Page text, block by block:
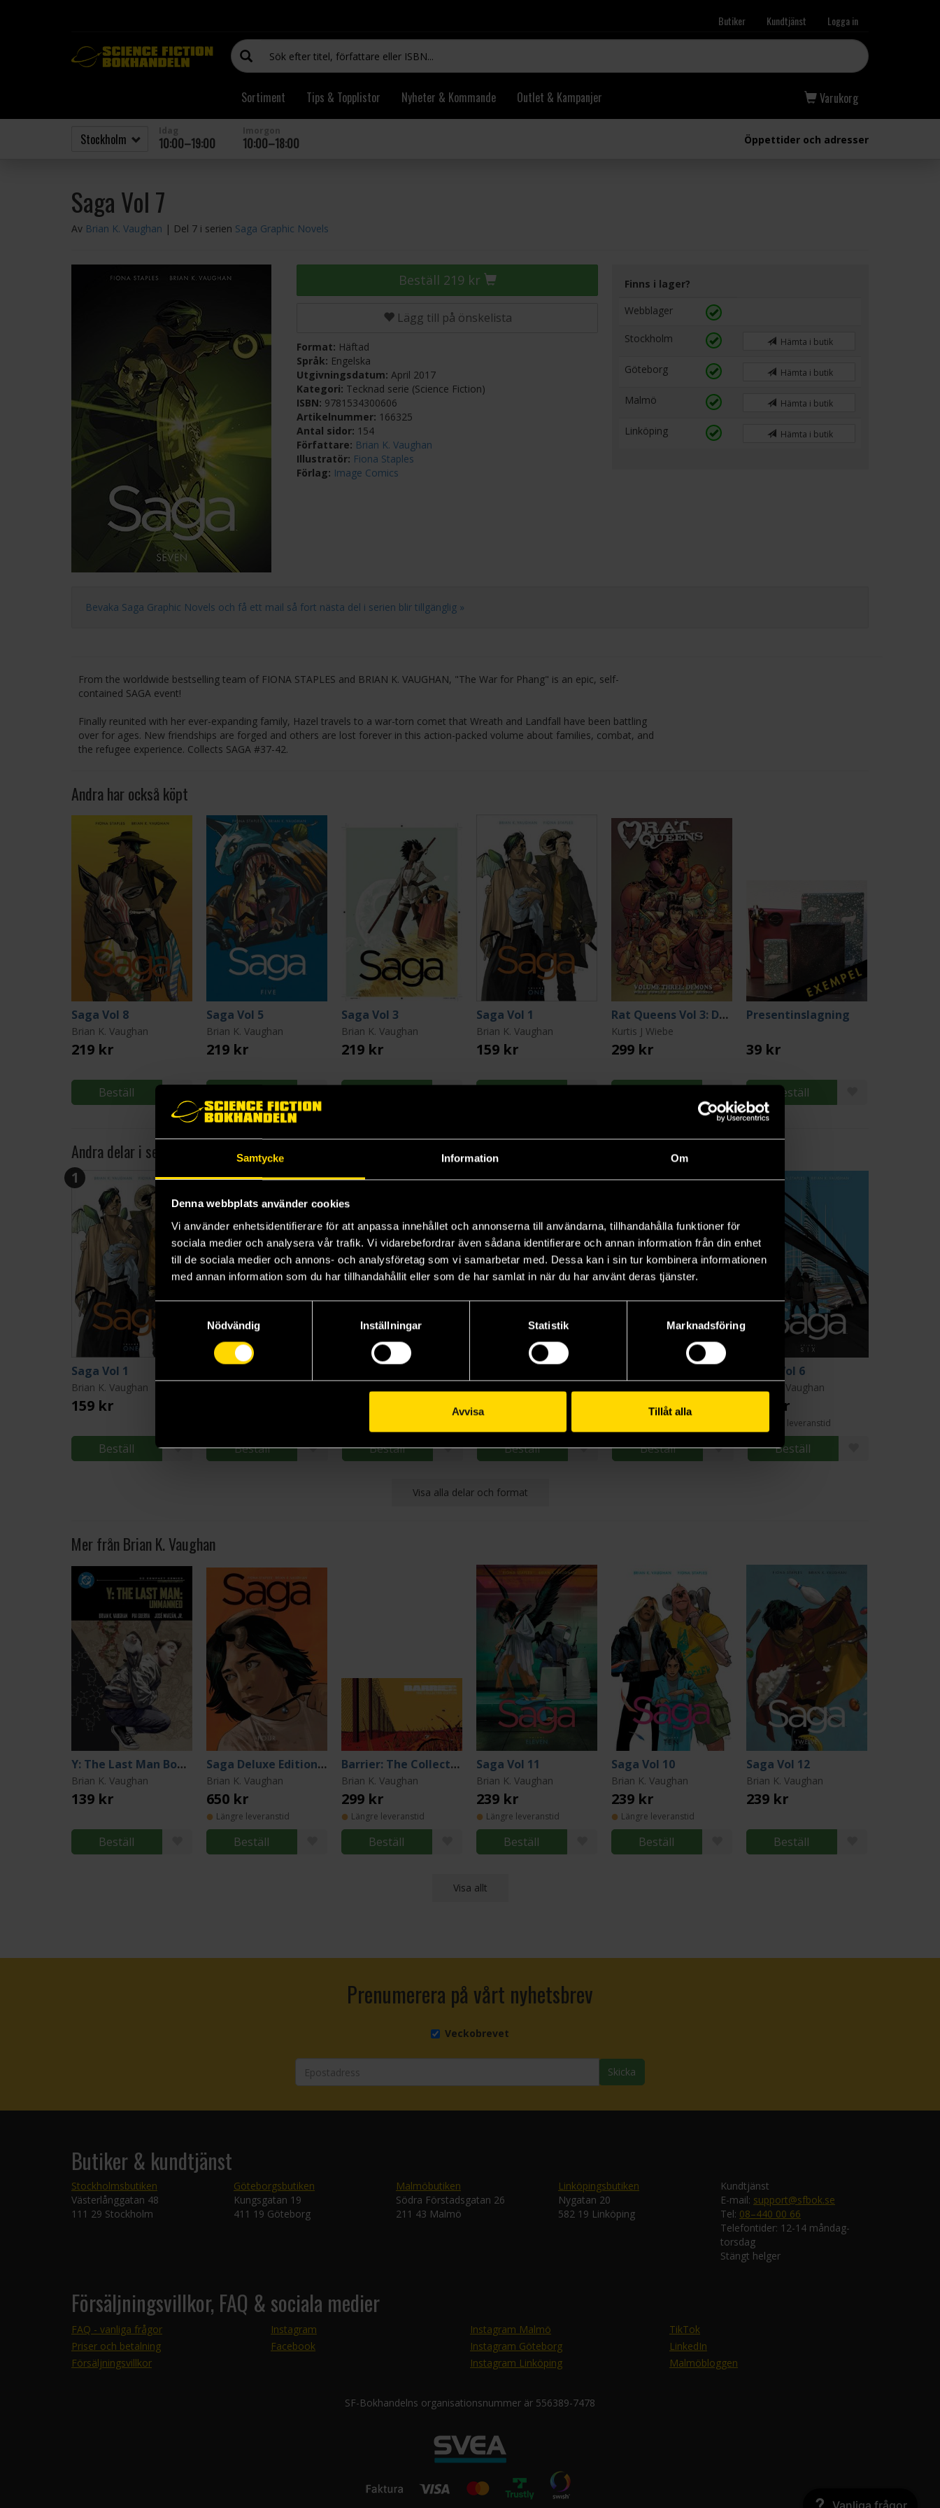
Samtycke Information Om
Denna webbplats använder cookies
Vi använder enhetsidentifierare för att anpassa innehållet och annonserna till användarna, tillhandahålla funktioner för
sociala medier och analysera vår trafik. Vi vidarebefordrar även sådana identifierare och annan information från din enhet
till de sociala medier och annons- och analysföretag som vi samarbetar med. Dessa kan i sin tur kombinera informationen
med annan information som du har tillhandahållit eller som de har samlat in när du har använt deras tjänster.
Samtyckesval
Nödvändig
Inställningar Statistik Marknadsföring
Avvisa Tillåt alla
Butiker Kundtjänst Logga in
Sortiment Tips & Topplistor Nyheter & Kommande Outlet & Kampanjer Varukorg
10:00–19:00 10:00–18:00 Öppettider och adresser
Saga Vol 7
Av Brian K. Vaughan | Del 7 i serien Saga Graphic Novels
Beställ 219 kr
Lägg till på önskelista
Format: Häftad
Språk: Engelska
Utgivningsdatum:April 2017
Kategori: Tecknad serie (Science Fiction)
ISBN: 9781534300606
Artikelnummer: 166325
Antal sidor: 154
Författare: Brian K. Vaughan
Illustratör: Fiona Staples
Förlag: Image Comics
Finns i lager?
Webblager
Stockholm Hämta i butik
Göteborg Hämta i butik
Malmö Hämta i butik
Linköping Hämta i butik
Bevaka Saga Graphic Novels och få ett mail så fort nästa del i serien blir tillgänglig »
From the worldwide bestselling team of FIONA STAPLES and BRIAN K. VAUGHAN, "The War for Phang" is an epic, self-
contained SAGA event!
Finally reunited with her ever-expanding family, Hazel travels to a war-torn comet that Wreath and Landfall have been battling
over for ages. New friendships are forged and others are lost forever in this action-packed volume about families, combat, and
the refugee experience. Collects SAGA #37-42.
Andra har också köpt
Saga Vol 8
Brian K. Vaughan
219 kr
Beställ
Saga Vol 5
Brian K. Vaughan
219 kr
Saga Vol 3
Brian K. Vaughan
219 kr
Saga Vol 1
Brian K. Vaughan
159 kr
Rat Queens Vol 3: Demons
Kurtis J Wiebe
299 kr
Presentinslagning
39 kr
Beställ
Andra delar i serien
1
Saga Vol 1
Brian K. Vaughan
159 kr
Beställ
2
Beställ
3
Beställ
4
219 kr
Beställ
5
219 kr
Beställ
6
Saga Vol 6
Brian K. Vaughan
219 kr
Längre leveranstid
Beställ
Visa alla delar och format
Mer från Brian K. Vaughan
Y: The Last Man Book One (DC Compact Comics Edition)
Brian K. Vaughan
139 kr
Beställ
Saga Deluxe Edition Vol 4
Brian K. Vaughan
650 kr
Längre leveranstid
Beställ
Barrier: The Collected Edition
Brian K. Vaughan
299 kr
Längre leveranstid
Beställ
Saga Vol 11
Brian K. Vaughan
239 kr
Längre leveranstid
Beställ
Saga Vol 10
Brian K. Vaughan
239 kr
Längre leveranstid
Beställ
Saga Vol 12
Brian K. Vaughan
239 kr
Beställ
Visa allt
Prenumerera på vårt nyhetsbrev
Veckobrevet
Skicka
Butiker & kundtjänst
Stockholmsbutiken
Västerlånggatan 48
111 29 Stockholm
Göteborgsbutiken
Kungsgatan 19
411 19 Göteborg
Malmöbutiken
Södra Förstadsgatan 26
211 43 Malmö
Linköpingsbutiken
Nygatan 20
582 19 Linköping
Kundtjänst
E-mail: support@sfbok.se
Tel: 08–440 00 66
Telefontider: 12-14 måndag-
torsdag
Stängt helger
Försäljningsvillkor, FAQ & sociala medier
FAQ - vanliga frågor
Priser och betalning
Försäljningsvillkor
Instagram
Facebook
Instagram Malmö
Instagram Göteborg
Instagram Linköping
TikTok
LinkedIn
Malmöbloggen
SF-Bokhandelns organisationsnummer är 556389-7478
Vanliga frågor